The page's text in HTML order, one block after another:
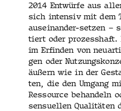
2014 Entwürfe aus
sich inten­siv mit dem
auseinan­der-set­zen –
tiert oder prozesshaft.
im Erfind­en von
gen oder
äußern wie in der
ten, die den Umgang
Ressource behan­deln
sen­suellen Qual­itäten